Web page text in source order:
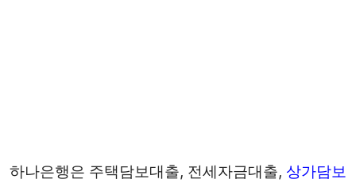
하나은행은 주택담보대출, 전세자금대출, 상가담보